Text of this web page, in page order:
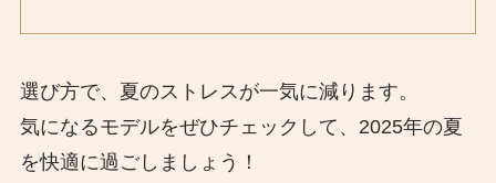
選び方で、夏のストレスが一気に減ります。
気になるモデルをぜひチェックして、2025年の夏
を快適に過ごしましょう！